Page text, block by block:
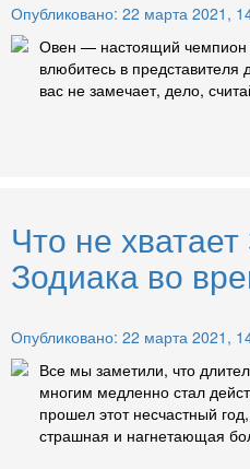
Опубликовано: 22 марта 2021,
Овен — настоящий чемпион
влюбитесь в представителя
вас не замечает, дело,
Что не
Зодиака во
Опубликовано: 22 марта 2021,
Все мы заметили, что
многим медленно стал
прошел этот несчастный
страшная и нагнетающая